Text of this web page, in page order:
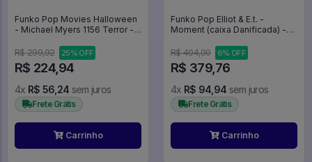
Funko Pop Movies Halloween
- Michael Myers 1156 Terror -
R$ 299,92
25% OFF
R$ 224,94
4x R$ 56,24 sem juros
Frete Grátis
Carrinho
Funko Pop Elliot & E.t. -
Moment (caixa Danificada) -
#1259
R$ 404,00 6% OFF
R$ 379,76
4x R$ 94,94 sem juros
Frete Grátis
Carrinho